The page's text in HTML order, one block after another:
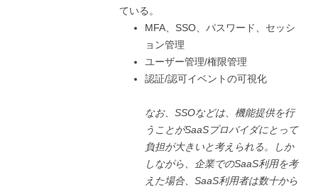
ている。
MFA、SSO、パスワード、セッシ
ョン管理
ユーザー管理/権限管理
認証/認可イベントの可視化
なお、SSOなどは、機能提供を行
うことがSaaSプロバイダにとって
負担が大きいと考えられる。しか
しながら、企業でのSaaS利用を考
えた場合、SaaS利用者は数十から